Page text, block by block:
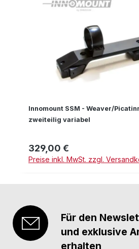
Innomount SSM - Weaver/
zweiteilig variabel
Regulärer Preis:
329,00 €
Preise inkl. MwSt. zzgl.
Für den
und exklusive
erhalten